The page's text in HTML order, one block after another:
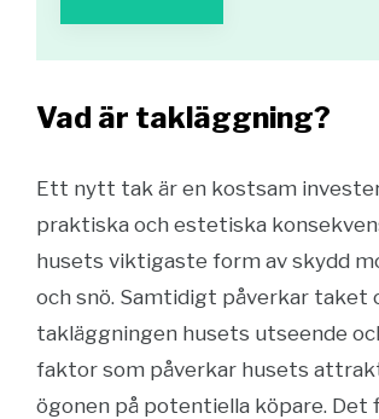
Vad är takläggning?
Ett nytt tak är en kostsam
praktiska och estetiska
husets viktigaste form av skydd
och snö. Samtidigt påverkar taket
takläggningen husets utseende
faktor som påverkar husets
ögonen på potentiella köpare. Det